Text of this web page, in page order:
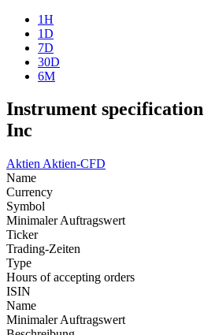
1H
1D
7D
30D
6M
Instrument
Inc
Aktien Aktien-CFD
Name
Currency
Symbol
Minimaler Auftragswert
Ticker
Trading-Zeiten
Type
Hours of accepting orders
ISIN
Name
Minimaler Auftragswert